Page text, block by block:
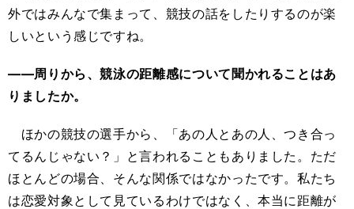
外ではみんなで集まって、競技の話をしたりするのが楽
しいという感じですね。
――周りから、競泳の距離感について聞かれることはあ
りましたか。
ほかの競技の選手から、「あの人とあの人、つき合っ
てるんじゃない？」と言われることもありました。ただ
ほとんどの場合、そんな関係ではなかったです。私たち
は恋愛対象として見ているわけではなく、本当に距離が